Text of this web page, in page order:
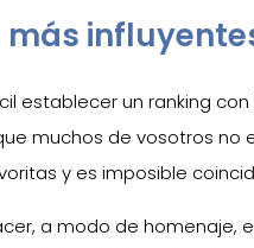
más
establecer un ranking
muchos de vosotros
y es imposible
a modo de homenaje,